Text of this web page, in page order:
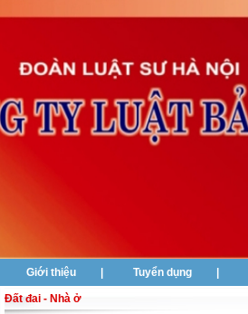
Giới thiệu Tuyển dụng
Đất đai - Nhà ở